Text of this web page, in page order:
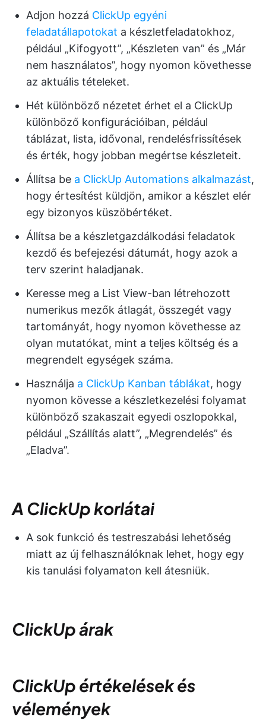
Adjon hozzá ClickUp egyéni
feladatállapotokat a készletfeladatokhoz,
például „Kifogyott”, „Készleten van” és „Már
nem használatos”, hogy nyomon követhesse
az aktuális tételeket.
Hét különböző nézetet érhet el a ClickUp
különböző konfigurációiban, például
táblázat, lista, idővonal, rendelésfrissítések
és érték, hogy jobban megértse készleteit.
Állítsa be a ClickUp Automations alkalmazást,
hogy értesítést küldjön, amikor a készlet elér
egy bizonyos küszöbértéket.
Állítsa be a készletgazdálkodási feladatok
kezdő és befejezési dátumát, hogy azok a
terv szerint haladjanak.
Keresse meg a List View-ban létrehozott
numerikus mezők átlagát, összegét vagy
tartományát, hogy nyomon követhesse az
olyan mutatókat, mint a teljes költség és a
megrendelt egységek száma.
Használja a ClickUp Kanban táblákat, hogy
nyomon kövesse a készletkezelési folyamat
különböző szakaszait egyedi oszlopokkal,
például „Szállítás alatt”, „Megrendelés” és
„Eladva”.
A ClickUp korlátai
A sok funkció és testreszabási lehetőség
miatt az új felhasználóknak lehet, hogy egy
kis tanulási folyamaton kell átesniük.
ClickUp árak
ClickUp értékelések és
vélemények